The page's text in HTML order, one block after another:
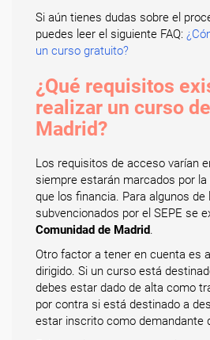
Si aún tienes dudas sobre el
puedes leer el siguiente FAQ:
un curso gratuito?
¿Qué requisitos
realizar un curso
Madrid?
Los requisitos de acceso varían
siempre estarán marcados por
que los financia. Para algunos de
subvencionados por el SEPE se
Comunidad de Madrid
Otro factor a tener en cuenta es
dirigido. Si un curso está
debes estar dado de alta como
por contra si está destinado a
estar inscrito como demandante